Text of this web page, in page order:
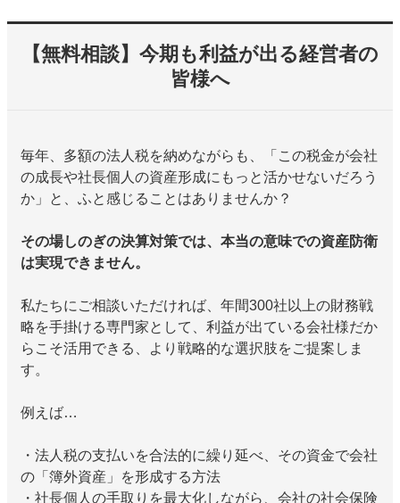
【無料相談】今期も利益が出る経営者の
皆様へ
毎年、多額の法人税を納めながらも、「この税金が会社
の成長や社長個人の資産形成にもっと活かせないだろう
か」と、ふと感じることはありませんか？
その場しのぎの決算対策では、本当の意味での資産防衛
は実現できません。
私たちにご相談いただければ、年間300社以上の財務戦
略を手掛ける専門家として、利益が出ている会社様だか
らこそ活用できる、より戦略的な選択肢をご提案しま
す。
例えば…
・法人税の支払いを合法的に繰り延べ、その資金で会社
の「簿外資産」を形成する方法
・社長個人の手取りを最大化しながら、会社の社会保険